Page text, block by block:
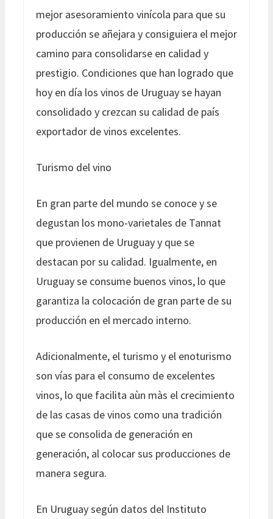
mejor asesoramiento vinícola para que su
producción se añejara y consiguiera el mejor
camino para consolidarse en calidad y
prestigio. Condiciones que han logrado que
hoy en día los vinos de Uruguay se hayan
consolidado y crezcan su calidad de país
exportador de vinos excelentes.
Turismo del vino
En gran parte del mundo se conoce y se
degustan los mono-varietales de Tannat
que provienen de Uruguay y que se
destacan por su calidad. Igualmente, en
Uruguay se consume buenos vinos, lo que
garantiza la colocación de gran parte de su
producción en el mercado interno.
Adicionalmente, el turismo y el enoturismo
son vías para el consumo de excelentes
vinos, lo que facilita aùn màs el crecimiento
de las casas de vinos como una tradición
que se consolida de generación en
generación, al colocar sus producciones de
manera segura.
En Uruguay según datos del Instituto